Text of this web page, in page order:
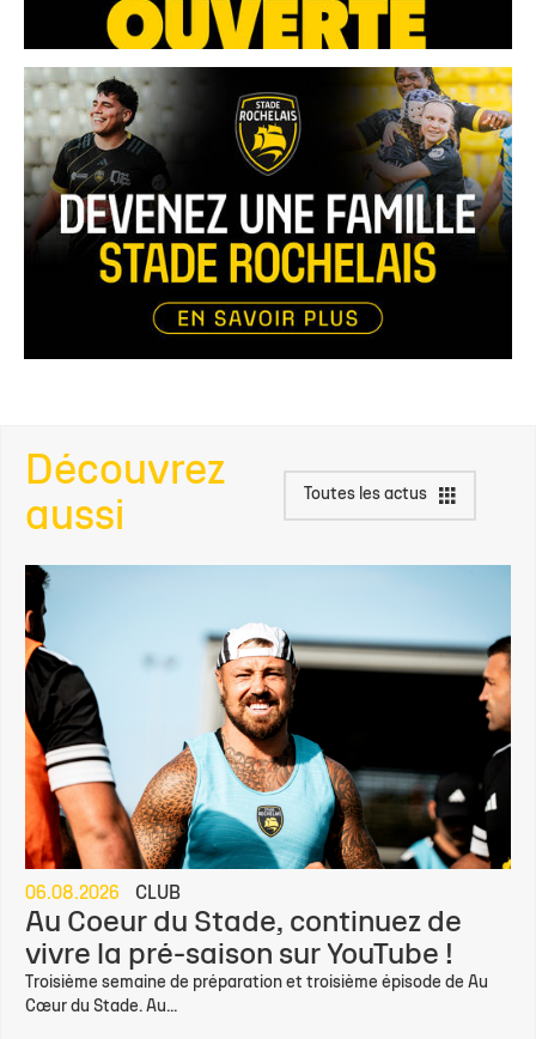
Découvrez
aussi
Toutes les actus
06.08.2026 CLUB
Au Coeur du Stade, continuez de
vivre la pré-saison sur YouTube !
Troisième semaine de préparation et troisième épisode de Au
Cœur du Stade. Au...